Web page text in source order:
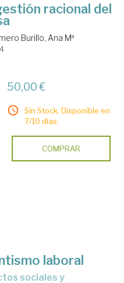
racional del
Burillo, Ana Mª
50,00 €
Sin Stock. Disponible en
7/10 días.
COMPRAR
laboral